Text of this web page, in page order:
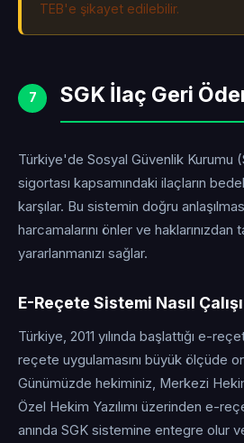
TEB'e şikayet edilebilir.
7 SGK İlaç Geri
Türkiye'de Sosyal Güvenlik Kurumu
sigortası kapsamındaki ilaçların
karşılar. Bu sistemin doğru
harcamalarını önler ve haklarınızdan
yararlanmanızı sağlar.
E-Reçete Sistemi Nasıl
Türkiye, 2011 yılında başlattığı e-
reçete uygulamasını büyük ölçüde
Günümüzde hekiminiz, Merkezi
Özel Hekim Yazılımı üzerinden e-
anında SGK sistemine entegre olur